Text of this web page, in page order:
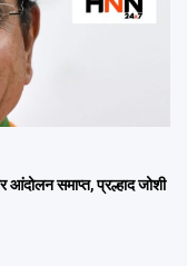
समाप्त, प्रल्हाद जोशी